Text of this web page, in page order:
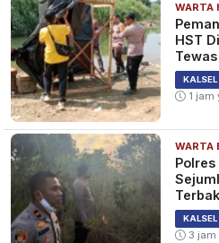
WARTA
HST
Lahan
KALSEL
1 jam
WARTA
KALSEL
3 jam